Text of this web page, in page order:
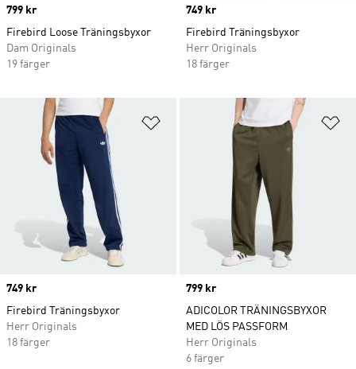
Price
799 kr
Firebird Loose Träningsbyxor
Dam Originals
19 färger
Price
749 kr
Firebird Träningsbyxor
Herr Originals
18 färger
Lägg till på önskelistan
Price
749 kr
Firebird Träningsbyxor
Herr Originals
18 färger
Price
799 kr
ADICOLOR TRÄNINGSBYXOR
MED LÖS PASSFORM
Herr Originals
6 färger